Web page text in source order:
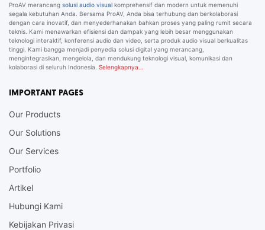
ProAV merancang solusi audio visual komprehensif dan modern untuk memenuhi
segala kebutuhan Anda. Bersama ProAV, Anda bisa terhubung dan berkolaborasi
dengan cara inovatif, dan menyederhanakan bahkan proses yang paling rumit secara
teknis. Kami menawarkan efisiensi dan dampak yang lebih besar menggunakan
teknologi interaktif, konferensi audio dan video, serta produk audio visual berkualitas
tinggi. Kami bangga menjadi penyedia solusi digital yang merancang,
mengintegrasikan, mengelola, dan mendukung teknologi visual, komunikasi dan
kolaborasi di seluruh Indonesia. Selengkapnya…
IMPORTANT PAGES
Our Products
Our Solutions
Our Services
Portfolio
Artikel
Hubungi Kami
Kebijakan Privasi